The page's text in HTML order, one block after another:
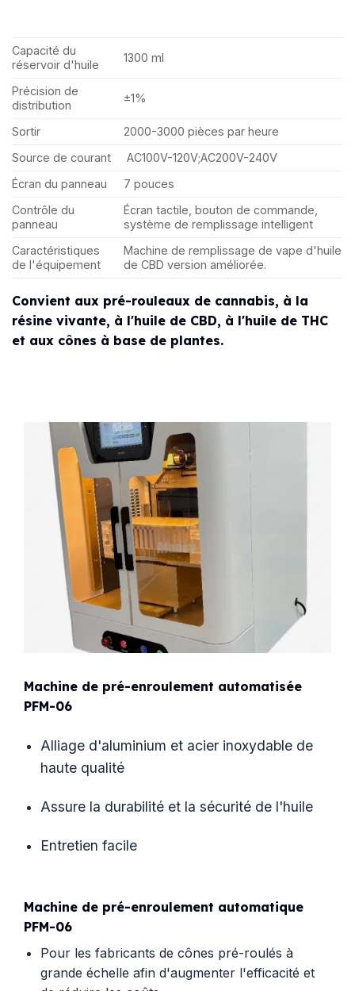
Capacité du
réservoir d'huile
1300 ml
Précision de
distribution
±1%
Sortir
2000-3000 pièces par heure
Source de courant
AC100V-120V;AC200V-240V
Écran du panneau
7 pouces
Contrôle du
panneau
Écran tactile, bouton de commande,
système de remplissage intelligent
Caractéristiques
de l'équipement
Machine de remplissage de vape d'huile
de CBD version améliorée.
Convient aux pré-rouleaux de cannabis, à la
résine vivante, à l'huile de CBD, à l'huile de THC
et aux cônes à base de plantes.
Machine de pré-enroulement automatisée
PFM-06
Alliage d'aluminium et acier inoxydable de
haute qualité
Assure la durabilité et la sécurité de l'huile
Entretien facile
Machine de pré-enroulement automatique
PFM-06
Pour les fabricants de cônes pré-roulés à
grande échelle afin d'augmenter l'efficacité et